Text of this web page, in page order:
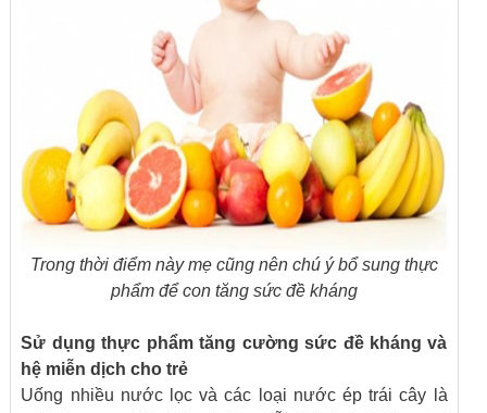
Trong thời điểm này mẹ cũng nên chú ý bổ sung thực
phẩm để con tăng sức đề kháng
Sử dụng thực phẩm tăng cường sức đề kháng và
hệ miễn dịch cho trẻ
Uống nhiều nước lọc và các loại nước ép trái cây là